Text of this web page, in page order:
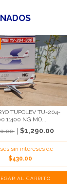
TUPOLEV TU-204-
1:400 NG MO...
$1,290.00
sin intereses de
$430.00